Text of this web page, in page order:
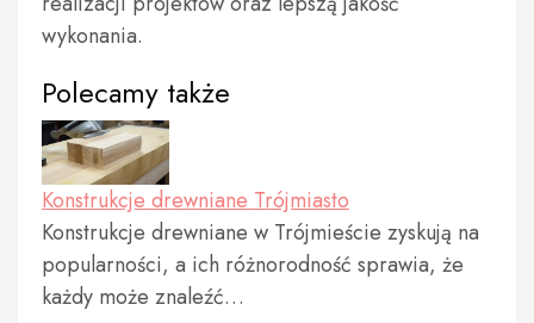
wykonania.
Polecamy także
Konstrukcje drewniane Trójmiasto
Konstrukcje drewniane w Trójmieście zyskują na
popularności, a ich różnorodność sprawia, że
każdy może znaleźć…